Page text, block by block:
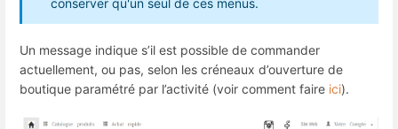
Un message indique s’il est possible de commander
actuellement, ou pas, selon les créneaux d’ouverture de
boutique paramétré par l’activité (voir comment faire ici).